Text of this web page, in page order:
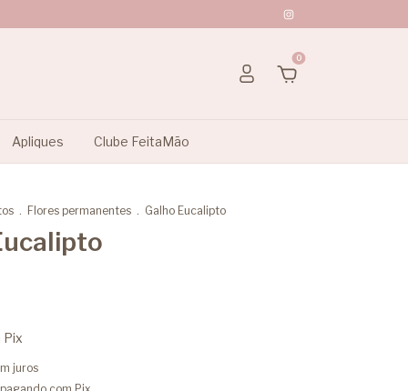
0
Apliques Clube FeitaMão
. Flores permanentes . Galho Eucalipto
Pix
juros